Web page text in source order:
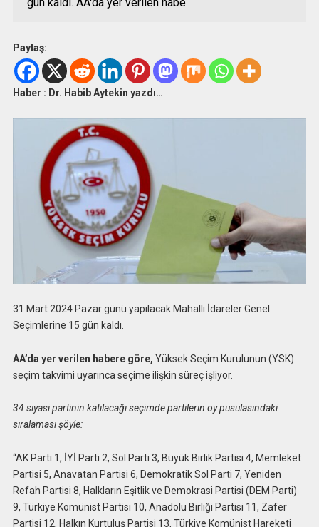
Paylaş:
Haber : Dr. Habib Aytekin yazdı…
31 Mart 2024 Pazar günü yapılacak Mahalli İdareler Genel
Seçimlerine 15 gün kaldı.
AA’da yer verilen habere göre, Yüksek Seçim Kurulunun (YSK)
seçim takvimi uyarınca seçime ilişkin süreç işliyor.
34 siyasi partinin katılacağı seçimde partilerin oy pusulasındaki
sıralaması şöyle:
“AK Parti 1, İYİ Parti 2, Sol Parti 3, Büyük Birlik Partisi 4, Memleket
Partisi 5, Anavatan Partisi 6, Demokratik Sol Parti 7, Yeniden
Refah Partisi 8, Halkların Eşitlik ve Demokrasi Partisi (DEM Parti)
9, Türkiye Komünist Partisi 10, Anadolu Birliği Partisi 11, Zafer
Partisi 12, Halkın Kurtuluş Partisi 13, Türkiye Komünist Hareketi